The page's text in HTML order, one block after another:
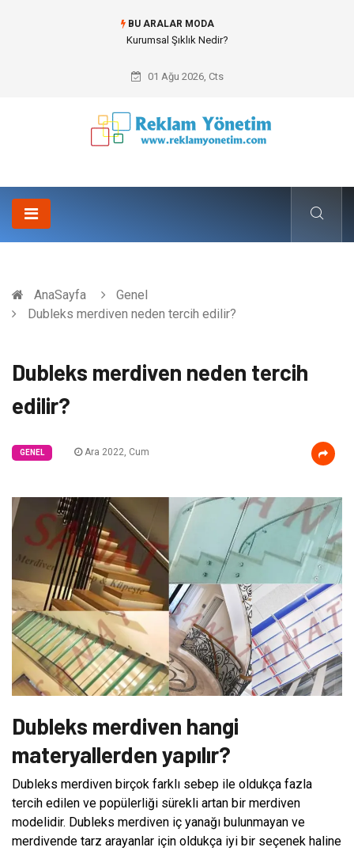
BU ARALAR MODA
Bitumen storage tank (Bitüm depolama tankı) ile Endüstriyel Tesislerde
01 Ağu 2026, Cts
AnaSayfa
Genel
Dubleks merdiven neden tercih edilir?
Dubleks merdiven neden tercih
edilir?
GENEL Ara 2022, Cum
Dubleks merdiven hangi
materyallerden yapılır?
Dubleks merdiven birçok farklı sebep ile oldukça fazla
tercih edilen ve popülerliği sürekli artan bir merdiven
modelidir. Dubleks merdiven iç yanağı bulunmayan ve
merdivende tarz arayanlar için oldukça iyi bir seçenek haline